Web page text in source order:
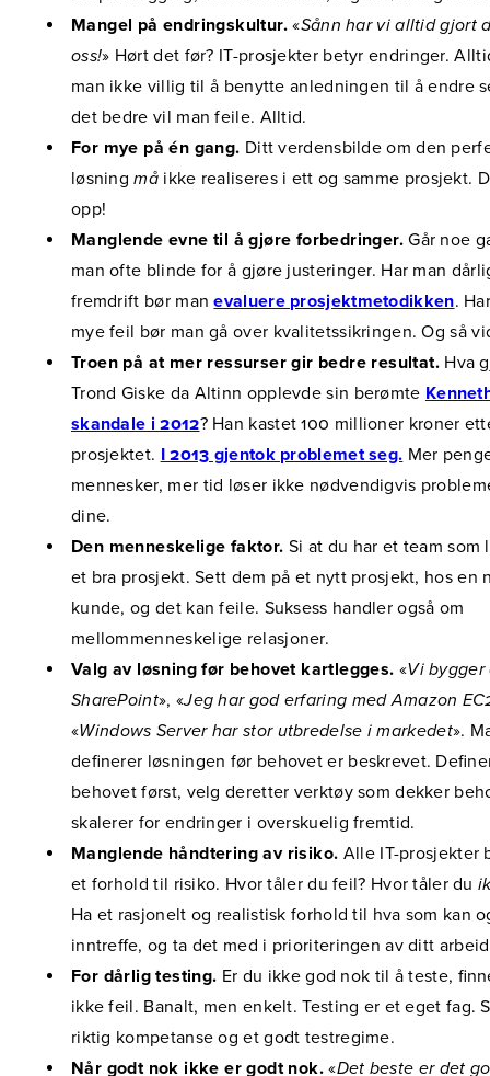
Mangel på endringskultur. «Sånn har vi alltid gjort
oss!» Hørt det før? IT-prosjekter betyr endringer.
man ikke villig til å benytte anledningen til å endre
det bedre vil man feile. Alltid.
For mye på én gang. Ditt verdensbilde om den
løsningmå ikke realiseres i ett og samme prosjekt.
opp!
Manglende evne til å gjøre forbedringer. Går noe
man ofte blinde for å gjøre justeringer. Har man
fremdrift bør manevaluere prosjektmetodikken.
mye feil bør man gå over kvalitetssikringen. Og så
Troen på at mer ressurser gir bedre resultat. Hva
Trond Giske da Altinn opplevde sin berømte
skandale i 2012? Han kastet 100 millioner kroner
prosjektet. I 2013 gjentok problemet seg. Mer
mennesker, mer tid løser ikke nødvendigvis
dine.
Den menneskelige faktor. Si at du har et team som
et bra prosjekt. Sett dem på et nytt prosjekt, hos en
kunde, og det kan feile. Suksess handler også om
mellommenneskelige relasjoner.
Valg av løsning før behovet kartlegges. «Vi bygger
SharePoint», «Jeg har god erfaring med Amazon
«Windows Server har stor utbredelse i markedet».
definerer løsningen før behovet er beskrevet.
behovet først, velg deretter verktøy som dekker
skalerer for endringer i overskuelig fremtid.
Manglende håndtering av risiko. Alle IT-prosjekter
et forhold til risiko. Hvor tåler du feil? Hvor tåler du
Ha et rasjonelt og realistisk forhold til hva som kan
inntreffe, og ta det med i prioriteringen av ditt
For dårlig testing. Er du ikke god nok til å teste,
ikke feil. Banalt, men enkelt. Testing er et eget fag.
riktig kompetanse og et godt testregime.
Når godt nok ikke er godt nok. «Det beste er det